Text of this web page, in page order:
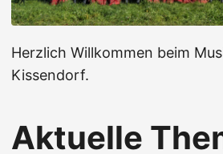
Herzlich Willkommen beim
Kissendorf.
Aktuelle